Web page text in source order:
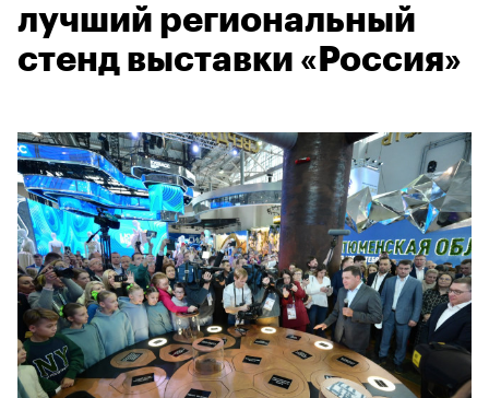
лучший региональный
стенд выставки «Россия»